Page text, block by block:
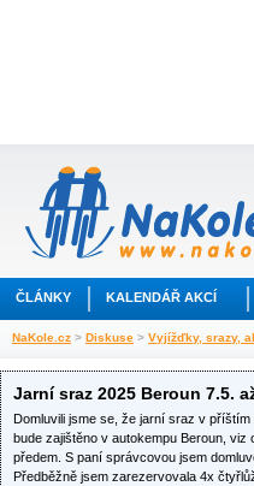
ČLÁNKY KALENDÁŘ AKCÍ
NaKole.cz > Diskuse > Vyjížďky, srazy,
Jarní sraz 2025 Beroun 7.5.
Domluvili jsme se, že jarní sraz v
bude zajištěno v autokempu Beroun,
předem. S paní správcovou jsem
Předběžně jsem zarezervovala 4x